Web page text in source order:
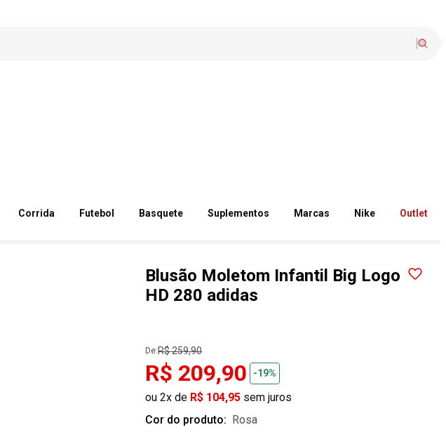
Corrida Futebol Basquete Suplementos Marcas Nike Outlet
Blusão Moletom Infantil Big Logo
HD 280 adidas
De:R$ 259,90
R$ 209,90 -19%
ou 2x de R$ 104,95 sem juros
Cor do produto:
rosa